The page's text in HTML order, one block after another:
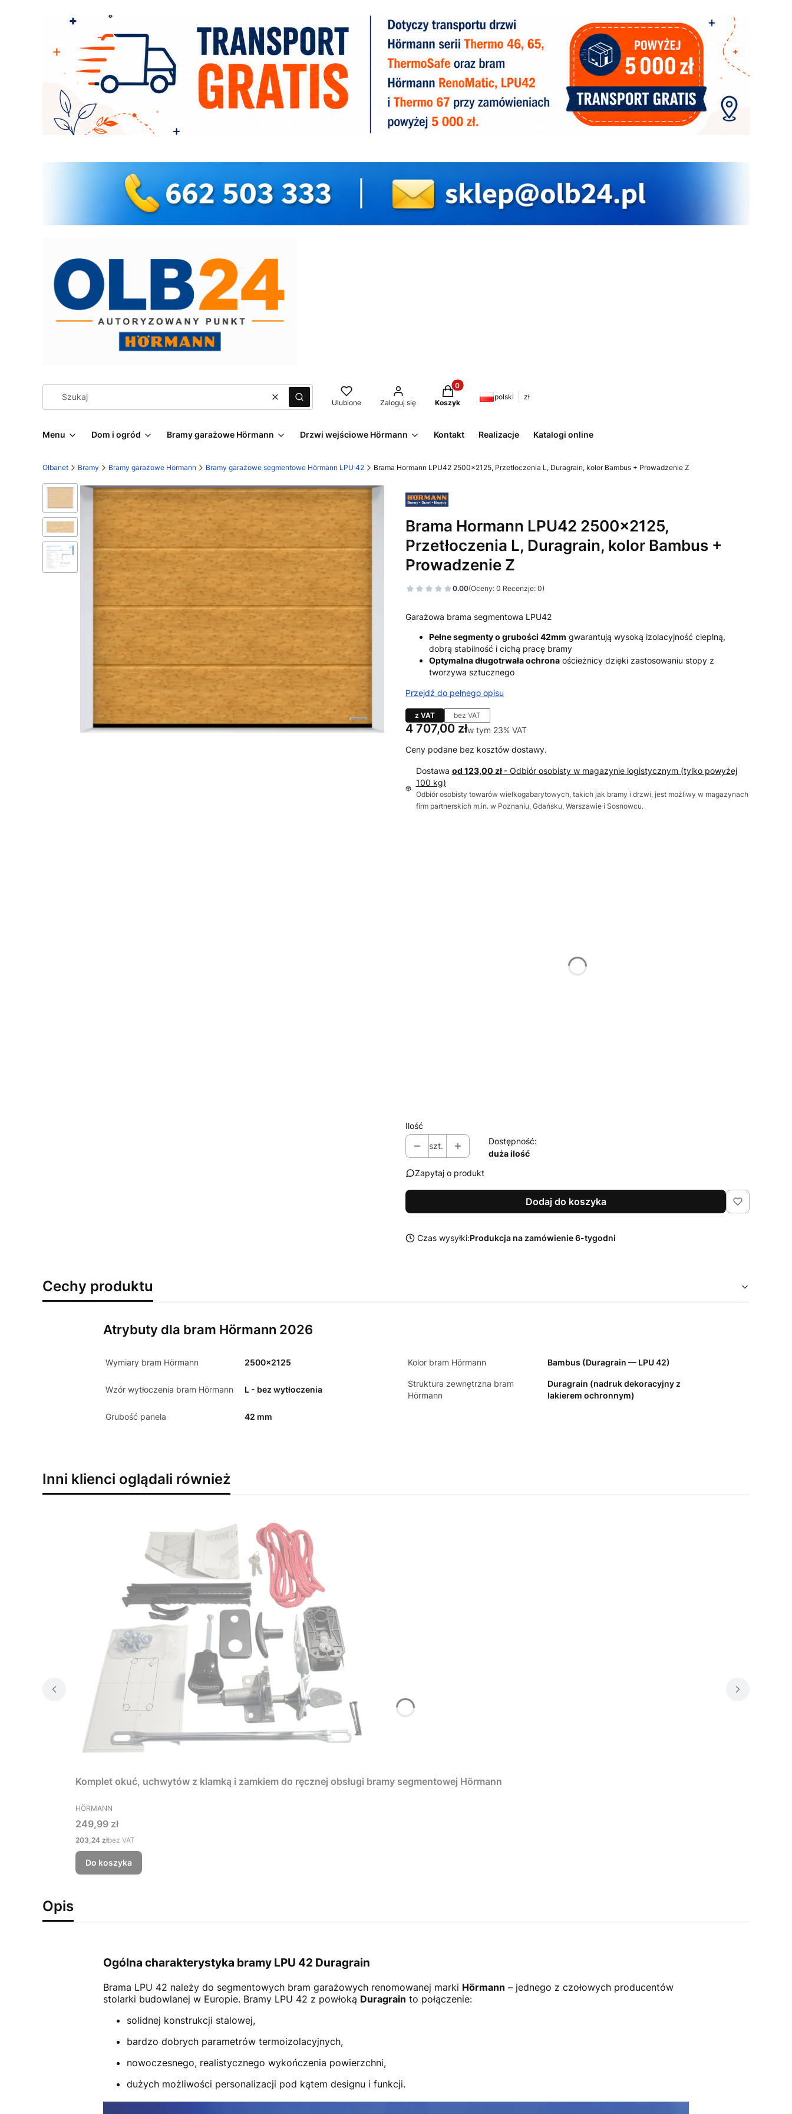
WyczyśćSzukaj Ulubione Zaloguj się
Produkty w koszyku: 0. Zobacz szczegóły
Koszyk
polski zł
Menu Dom i ogród Bramy garażowe Hörmann Drzwi wejściowe Hörmann Kontakt Realizacje Katalogi online
Olbanet Bramy Bramy garażowe Hörmann Bramy garażowe segmentowe Hörmann LPU 42 Brama Hormann LPU42 2500x2125, Przetłoczenia L, Duragrain, kolor Bambus + Prowadzenie Z
Brama Hormann LPU42 2500x2125,
Przetłoczenia L, Duragrain, kolor Bambus +
Prowadzenie Z
0.00(Oceny: 0 Recenzje: 0)
Garażowa brama segmentowa LPU42
Pełne segmenty o grubości 42mm gwarantują wysoką izolacyjność cieplną,
dobrą stabilność i cichą pracę bramy
Optymalna długotrwała ochrona ościeżnicy dzięki zastosowaniu stopy z
tworzywa sztucznego
Przejdź do pełnego opisu
z VAT bez VAT
Cena
4 707,00 złw tym 23% VAT
w tym 23% VAT
Ceny podane bez kosztów dostawy.
Dostawa od 123,00 zł - Odbiór osobisty w magazynie logistycznym (tylko powyżej
100 kg)
Odbiór osobisty towarów wielkogabarytowych, takich jak bramy i drzwi, jest możliwy w magazynach
firm partnerskich m.in. w Poznaniu, Gdańsku, Warszawie i Sosnowcu.
Ilość
szt.
Dostępność:
duża ilość
Zapytaj o produkt
Dodaj do koszyka
Czas wysyłki:Produkcja na zamówienie 6-tygodni
Cechy produktu
Atrybuty dla bram Hörmann 2026
Wymiary bram Hörmann 2500x2125 Kolor bram Hörmann Bambus (Duragrain — LPU 42)
Wzór wytłoczenia bram Hörmann L - bez wytłoczenia
Struktura zewnętrzna bram
Hörmann
Duragrain (nadruk dekoracyjny z
lakierem ochronnym)
Grubość panela 42 mm
Inni klienci oglądali również
Komplet okuć, uchwytów z klamką i zamkiem do ręcznej obsługi bramy segmentowej Hörmann
PRODUCENT
HÖRMANN
Cena
249,99 zł
Cena
203,24 złbez VAT
Do koszyka
Opis
Ogólna charakterystyka bramy LPU 42 Duragrain
Brama LPU 42 należy do segmentowych bram garażowych renomowanej marki Hörmann – jednego z czołowych producentów
stolarki budowlanej w Europie. Bramy LPU 42 z powłoką Duragrain to połączenie:
solidnej konstrukcji stalowej,
bardzo dobrych parametrów termoizolacyjnych,
nowoczesnego, realistycznego wykończenia powierzchni,
dużych możliwości personalizacji pod kątem designu i funkcji.